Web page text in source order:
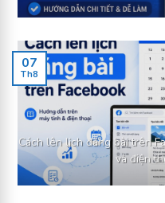
Cách lên lịch đăng bài trên
và điện
07
Th8